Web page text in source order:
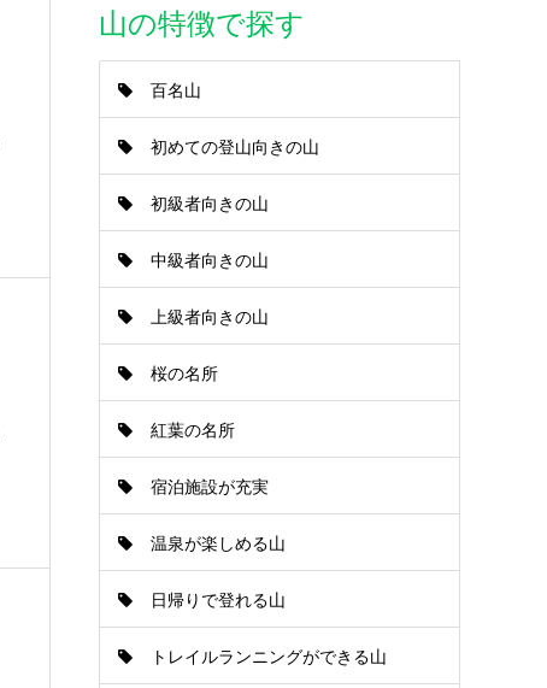
山の特徴で探す
百名山
初めての登山向きの山
初級者向きの山
中級者向きの山
上級者向きの山
桜の名所
紅葉の名所
宿泊施設が充実
温泉が楽しめる山
日帰りで登れる山
トレイルランニングができる山